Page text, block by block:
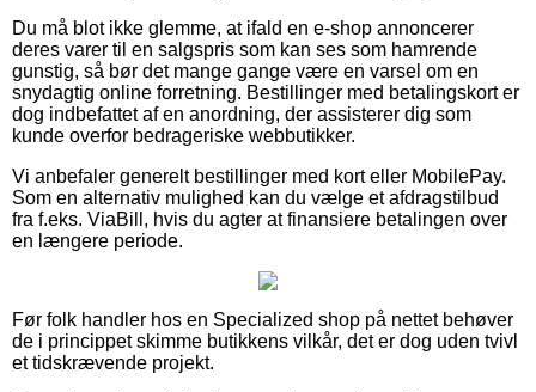
Du må blot ikke glemme, at ifald en e-shop annoncerer
deres varer til en salgspris som kan ses som hamrende
gunstig, så bør det mange gange være en varsel om en
snydagtig online forretning. Bestillinger med betalingskort er
dog indbefattet af en anordning, der assisterer dig som
kunde overfor bedrageriske webbutikker.
Vi anbefaler generelt bestillinger med kort eller MobilePay.
Som en alternativ mulighed kan du vælge et afdragstilbud
fra f.eks. ViaBill, hvis du agter at finansiere betalingen over
en længere periode.
Før folk handler hos en Specialized shop på nettet behøver
de i princippet skimme butikkens vilkår, det er dog uden tvivl
et tidskrævende projekt.